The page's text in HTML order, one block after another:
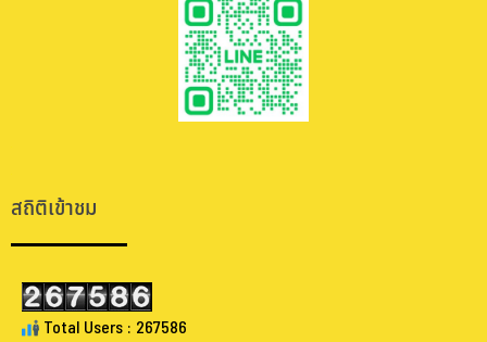
สถิติเข้าชม
Total Users : 267586